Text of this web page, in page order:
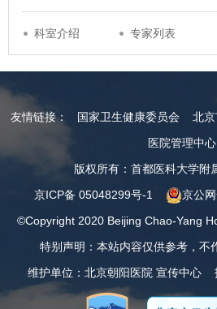
科室介绍 专家列表
友情链接： 国家卫生健康委员会 北
医院管理中心
版权所有：首都医科大学附
京ICP备 05048299号-1
京公
©Copyright 2020 Beijing Chao-Yang
特别声明：本站内容仅供参考，不
维护单位：北京朝阳医院 宣传中心